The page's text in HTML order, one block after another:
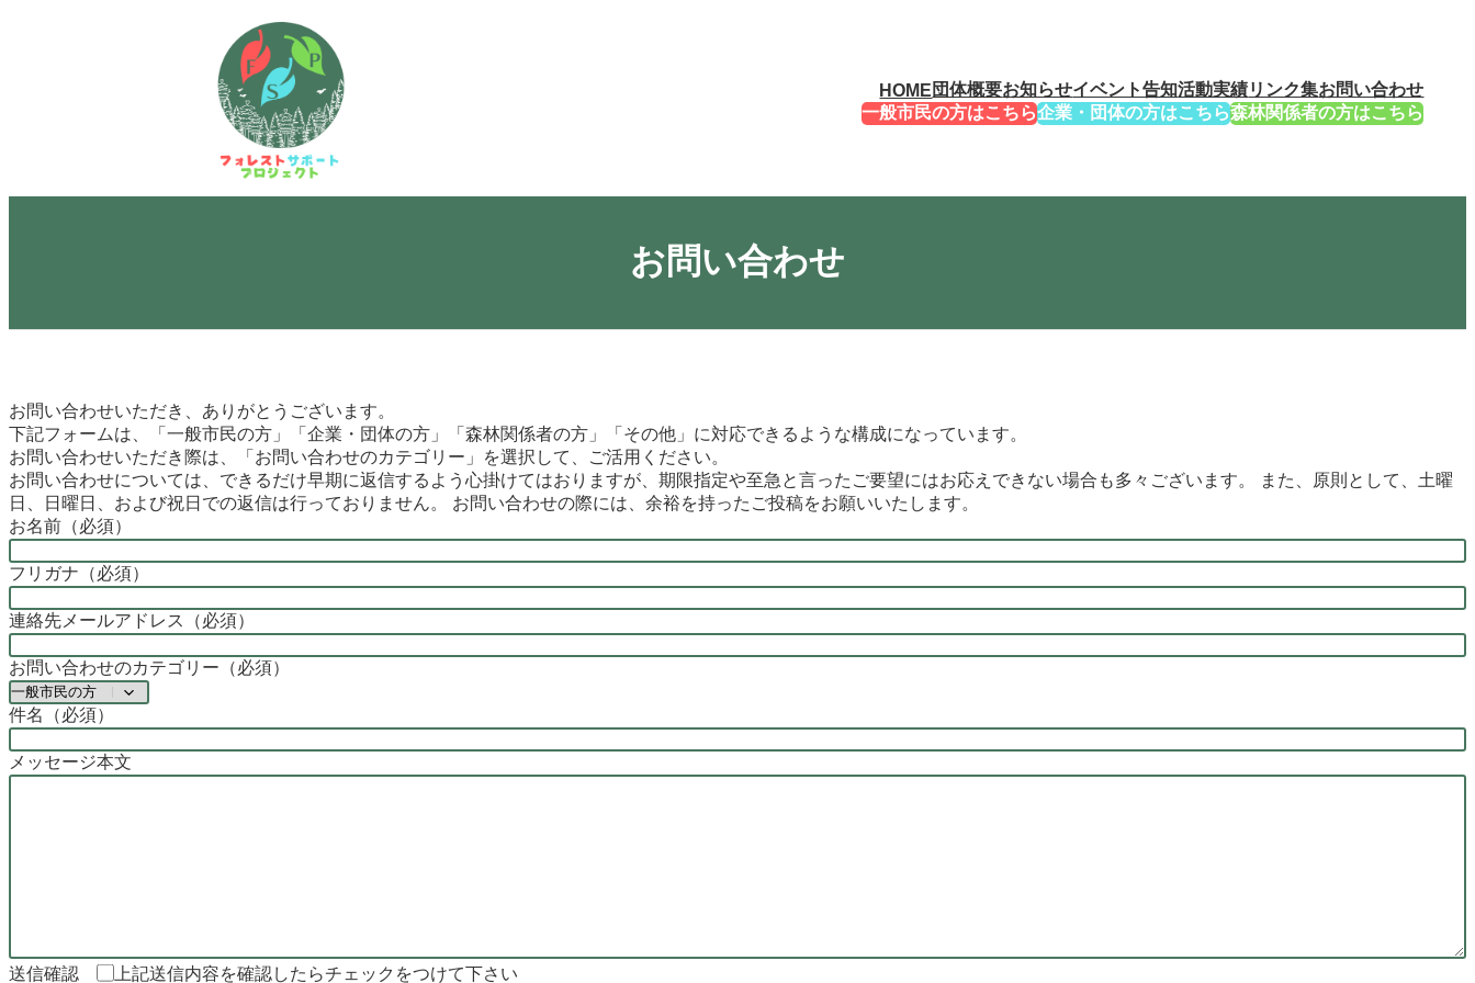
HOME 団体概要お知らせイベント告知活動実績リンク集お問い合わせ
一般市民の方はこちら企業・団体の方はこちら森林関係者の方はこちら
お問い合わせ
お問い合わせいただき、ありがとうございます。
下記フォームは、「一般市民の方」「企業・団体の方」「森林関係者の方」「その他」に対応できるような構成になっています。
お問い合わせいただき際は、「お問い合わせのカテゴリー」を選択して、ご活用ください。
お問い合わせについては、できるだけ早期に返信するよう心掛けてはおりますが、期限指定や至急と言ったご要望にはお応えできない場合も多々ございます。 また、原則として、土曜
日、日曜日、および祝日での返信は行っておりません。 お問い合わせの際には、余裕を持ったご投稿をお願いいたします。
お名前（必須）
フリガナ（必須）
連絡先メールアドレス（必須）
お問い合わせのカテゴリー（必須）
件名（必須）
メッセージ本文
送信確認 上記送信内容を確認したらチェックをつけて下さい